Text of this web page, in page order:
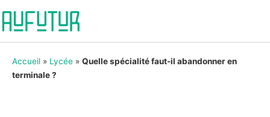
Accueil » Lycée » Quelle spécialité faut-il abandonner en
terminale ?